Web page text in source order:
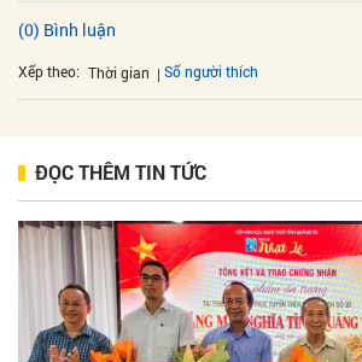
(0) Bình luận
Xếp theo: Thời gian Số người thích
ĐỌC THÊM TIN TỨC